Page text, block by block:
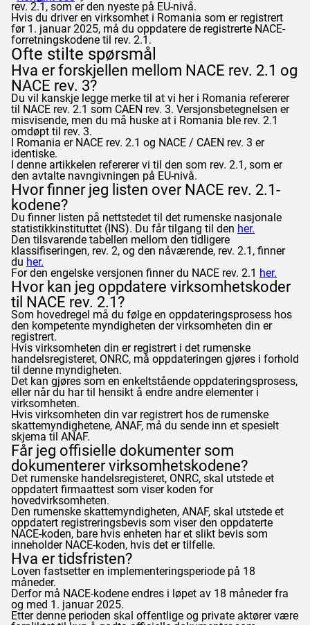
rev. 2.1, som er den nyeste på EU-nivå.
Hvis du driver en virksomhet i Romania som er registrert
før 1. januar 2025, må du oppdatere de registrerte NACE-
forretningskodene til rev. 2.1.
Ofte stilte spørsmål
Hva er forskjellen mellom NACE rev. 2.1 og
NACE rev. 3?
Du vil kanskje legge merke til at vi her i Romania refererer
til NACE rev. 2.1 som CAEN rev. 3. Versjonsbetegnelsen er
misvisende, men du må huske at i Romania ble rev. 2.1
omdøpt til rev. 3.
I Romania er NACE rev. 2.1 og NACE / CAEN rev. 3 er
identiske.
I denne artikkelen refererer vi til den som rev. 2.1, som er
den avtalte navngivningen på EU-nivå.
Hvor finner jeg listen over NACE rev. 2.1-
kodene?
Du finner listen på nettstedet til det rumenske nasjonale
statistikkinstituttet (INS). Du får tilgang til den her.
Den tilsvarende tabellen mellom den tidligere
klassifiseringen, rev. 2, og den nåværende, rev. 2.1, finner
du her.
For den engelske versjonen finner du NACE rev. 2.1 her.
Hvor kan jeg oppdatere virksomhetskoder
til NACE rev. 2.1?
Som hovedregel må du følge en oppdateringsprosess hos
den kompetente myndigheten der virksomheten din er
registrert.
Hvis virksomheten din er registrert i det rumenske
handelsregisteret, ONRC, må oppdateringen gjøres i forhold
til denne myndigheten.
Det kan gjøres som en enkeltstående oppdateringsprosess,
eller når du har til hensikt å endre andre elementer i
virksomheten.
Hvis virksomheten din var registrert hos de rumenske
skattemyndighetene, ANAF, må du sende inn et spesielt
skjema til ANAF.
Får jeg offisielle dokumenter som
dokumenterer virksomhetskodene?
Det rumenske handelsregisteret, ONRC, skal utstede et
oppdatert firmaattest som viser koden for
hovedvirksomheten.
Den rumenske skattemyndigheten, ANAF, skal utstede et
oppdatert registreringsbevis som viser den oppdaterte
NACE-koden, bare hvis enheten har et slikt bevis som
inneholder NACE-koden, hvis det er tilfelle.
Hva er tidsfristen?
Loven fastsetter en implementeringsperiode på 18
måneder.
Derfor må NACE-kodene endres i løpet av 18 måneder fra
og med 1. januar 2025.
Etter denne perioden skal offentlige og private aktører være